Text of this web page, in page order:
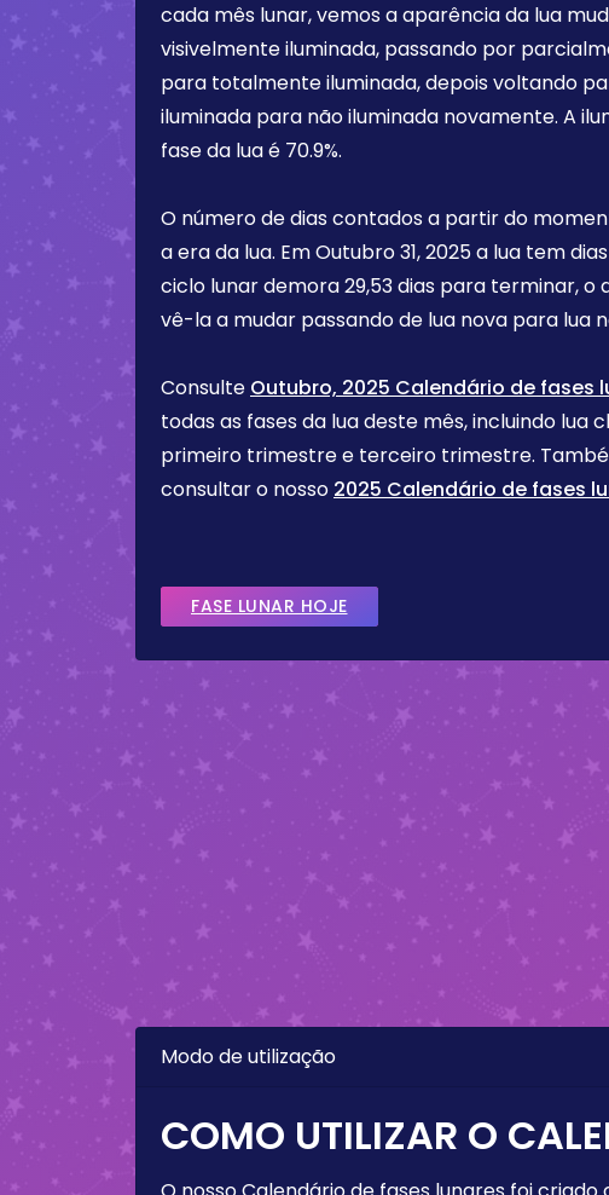
cada mês lunar, vemos a aparência da lua
visivelmente iluminada, passando por
para totalmente iluminada, depois voltando
iluminada para não iluminada novamente. A
fase da lua é 70.9%.
O número de dias contados a partir do
a era da lua. EmOutubro 31, 2025a lua tem dias
ciclo lunar demora 29,53 dias para terminar, o
vê-la a mudar passando de lua nova para lua
Consulte Outubro, 2025 Calendário de fases
todas as fases da lua deste mês, incluindo lua
primeiro trimestre e terceiro trimestre.
consultar o nosso 2025 Calendário de fases
FASE LUNAR HOJE
Modo de utilização
COMO UTILIZAR O